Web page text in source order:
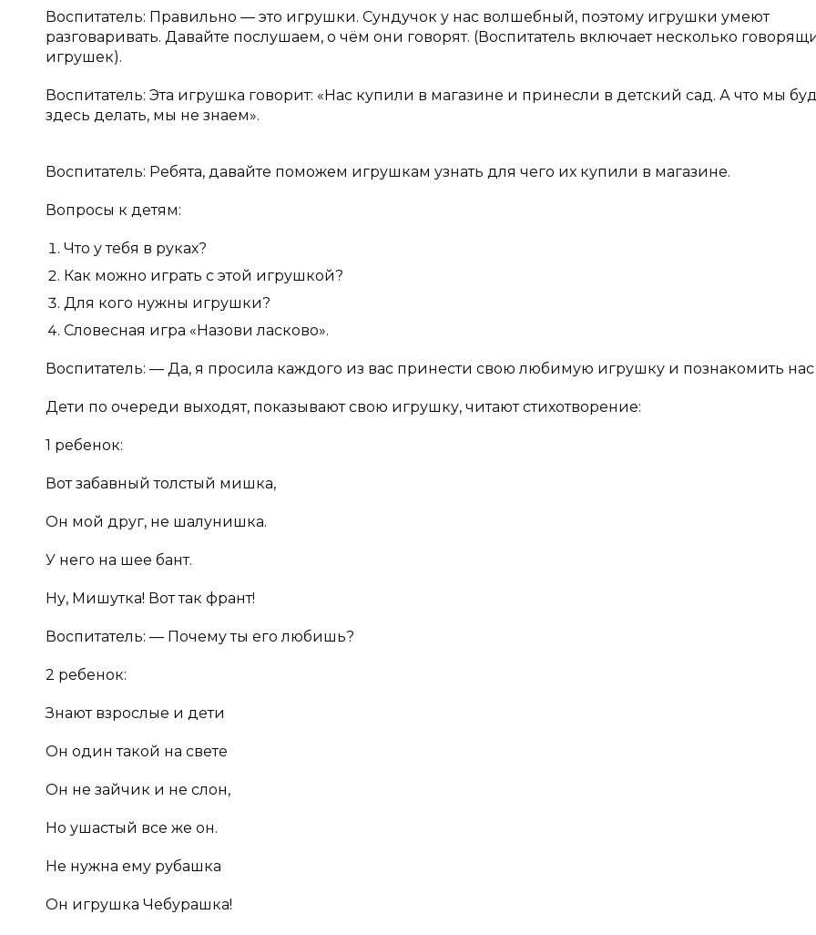
Воспитатель: Правильно — это игрушки. Сундучок у нас волшебный, поэтому игрушки умеют
разговаривать. Давайте послушаем, о чём они говорят. (Воспитатель включает несколько
игрушек).
Воспитатель: Эта игрушка говорит: «Нас купили в магазине и принесли в детский сад. А что мы
здесь делать, мы не знаем».
Воспитатель: Ребята, давайте поможем игрушкам узнать для чего их купили в магазине.
Вопросы к детям:
Что у тебя в руках?
Как можно играть с этой игрушкой?
Для кого нужны игрушки?
Словесная игра «Назови ласково».
Воспитатель: — Да, я просила каждого из вас принести свою любимую игрушку и познакомить нас
Дети по очереди выходят, показывают свою игрушку, читают стихотворение:
1 ребенок:
Вот забавный толстый мишка,
Он мой друг, не шалунишка.
У него на шее бант.
Ну, Мишутка! Вот так франт!
Воспитатель: — Почему ты его любишь?
2 ребенок:
Знают взрослые и дети
Он один такой на свете
Он не зайчик и не слон,
Но ушастый все же он.
Не нужна ему рубашка
Он игрушка Чебурашка!